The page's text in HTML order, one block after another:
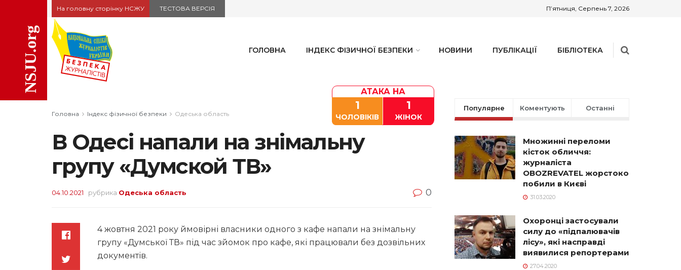
На головну сторінку НСЖУ ТЕСТОВА ВЕРСIЯ П’ятниця, Серпень 7, 2026
ГОЛОВНА ІНДЕКС ФІЗИЧНОЇ БЕЗПЕКИ НОВИНИ ПУБЛІКАЦІЇ БІБЛІОТЕКА
Головна Індекс фізичної безпеки Одеська область
В Одесі напали на знімальну
групу «Думской ТВ»
04.10.2021 рубрика Одеська область 0
АТАКА НА
1
ЧОЛОВІКІВ
1
ЖІНОК
4 жовтня 2021 року ймовірні власники одного з кафе напали на знімальну
групу «Думської ТВ» під час зйомок про кафе, які працювали без дозвільних
документів.
Популярне Коментують Останні
Множинні переломи
кісток обличчя:
журналіста
OBOZREVATEL жорстоко
побили в Києві
31.03.2020
Охоронці застосували
силу до «підпалювачів
лісу», які насправді
виявилися репортерами
27.04.2020